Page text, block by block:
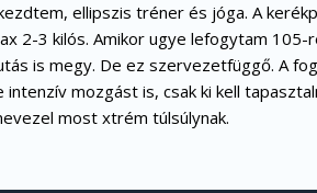
ellipszis tréner és jóga. A
2-3 kilós. Amikor ugye lefogytam 105-
is megy. De ez szervezetfüggő. A
mozgást is, csak ki kell
most xtrém túlsúlynak.